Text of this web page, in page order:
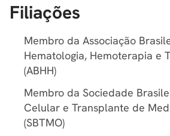
Filiações
Membro da Associação
Hematologia, Hemoterapia e
(ABHH)
Membro da Sociedade
Celular e Transplante de
(SBTMO)